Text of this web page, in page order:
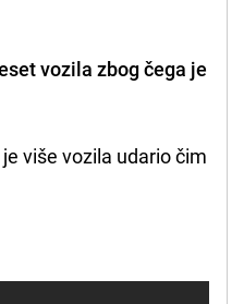
vozila zbog čega je
više vozila udario čim